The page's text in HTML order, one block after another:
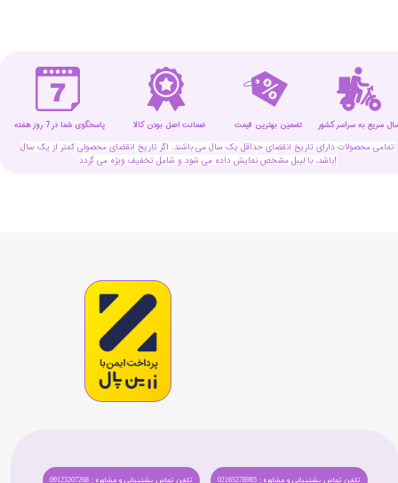
تمامی محصولات دارای تاریخ انقضای حداقل یک سال می باشند. اگر تاریخ انقضای محصولی کمتر از یک سال
باشد، با لیبل مشخص نمایش داده می شود و شامل تخفیف ویژه می گردد!
ضمانت اصل بودن کالا تضمین بهترین قیمت پاسخگوی شما در 7 روز هفته سریع به سراسر کشور
تلفن تماس پشتیبانی و مشاوره : 09123207268 تلفن تماس پشتیبانی و مشاوره : 02165278985